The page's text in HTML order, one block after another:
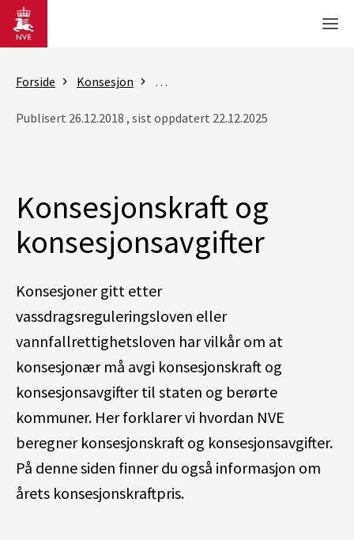
Gå til hovedinnhold
Forside Konsesjon Konsesjonsbehandling av vannkraft
Publisert 26.12.2018 , sist oppdatert 22.12.2025
Konsesjonskraft og
konsesjonsavgifter
Konsesjoner gitt etter
vassdragsreguleringsloven eller
vannfallrettighetsloven har vilkår om at
konsesjonær må avgi konsesjonskraft og
konsesjonsavgifter til staten og berørte
kommuner. Her forklarer vi hvordan NVE
beregner konsesjonskraft og konsesjonsavgifter.
På denne siden finner du også informasjon om
årets konsesjonskraftpris.